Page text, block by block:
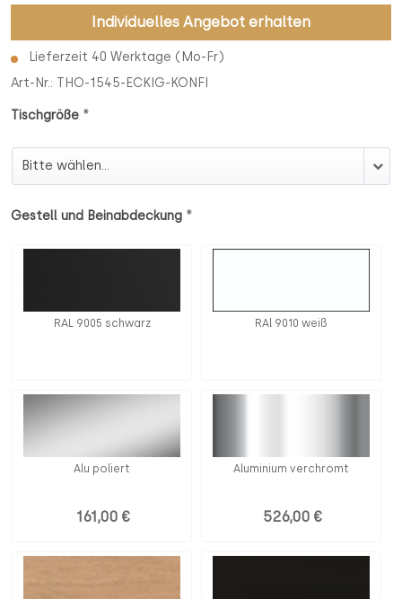
Individuelles Angebot erhalten
Lieferzeit 40 Werktage (Mo-Fr)
Art-Nr.: THO-1545-ECKIG-KONFI
Tischgröße *
Tischgröße
Gestell und Beinabdeckung *
RAL 9005 schwarz RAl 9010 weiß
Alu poliert
161,00 €
Aluminium verchromt
526,00 €